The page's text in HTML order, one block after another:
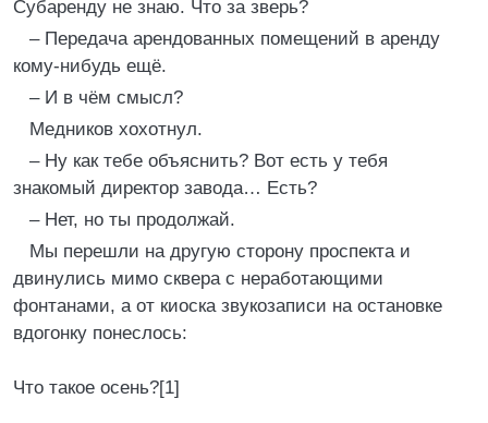
Субаренду не знаю. Что за зверь?
– Передача арендованных помещений в аренду
кому-нибудь ещё.
– И в чём смысл?
Медников хохотнул.
– Ну как тебе объяснить? Вот есть у тебя
знакомый директор завода… Есть?
– Нет, но ты продолжай.
Мы перешли на другую сторону проспекта и
двинулись мимо сквера с неработающими
фонтанами, а от киоска звукозаписи на остановке
вдогонку понеслось:
Что такое осень?[1]